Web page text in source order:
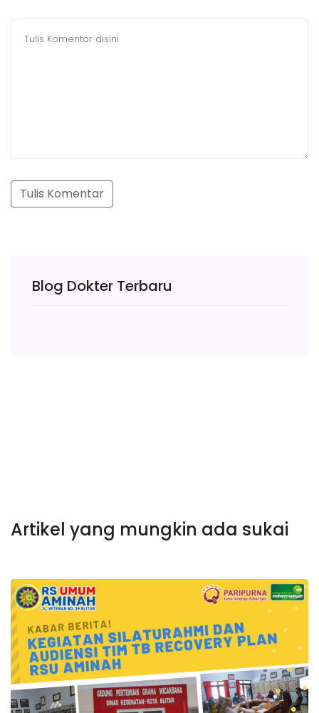
Tulis Komentar
Blog Dokter Terbaru
Artikel yang mungkin ada sukai